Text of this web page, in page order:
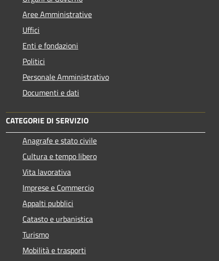
Aree Amministrative
Uffici
Enti e fondazioni
Politici
Personale Amministrativo
Documenti e dati
CATEGORIE DI SERVIZIO
Anagrafe e stato civile
Cultura e tempo libero
Vita lavorativa
Imprese e Commercio
Appalti pubblici
Catasto e urbanistica
Turismo
Mobilità e trasporti